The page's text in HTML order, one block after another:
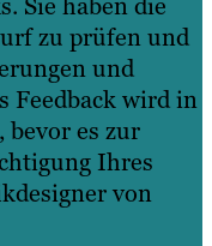
zu prüfen und
und
Feedback wird in
bevor es zur
Ihres
von